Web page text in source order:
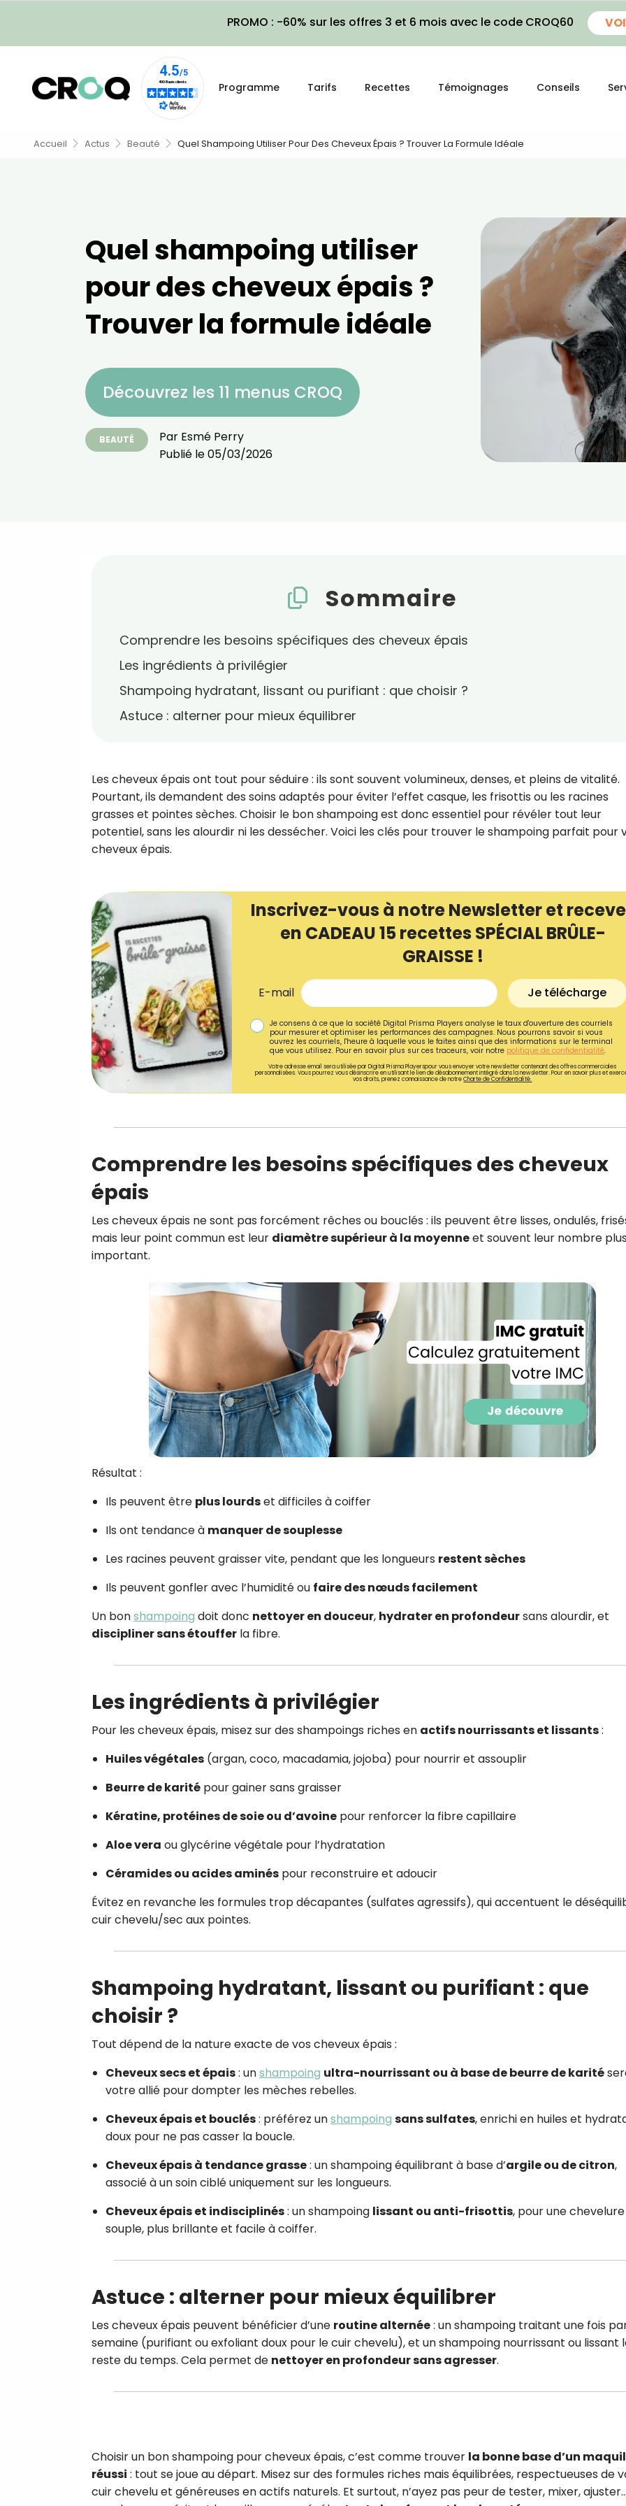
PROMO : -60% sur les offres 3 et 6 mois avec le code CROQ60
Programme Tarifs Recettes Témoignages Conseils
Accueil Actus Beauté Quel Shampoing Utiliser Pour Des Cheveux Épais ? Trouver La Formule Idéale
Quel shampoing utiliser
pour des cheveux épais ?
Trouver la formule idéale
Découvrez les 11 menus CROQ
BEAUTÉ Par Esmé Perry
Publié le05/03/2026
Sommaire
Comprendre les besoins spécifiques des cheveux épais
Les ingrédients à privilégier
Shampoing hydratant, lissant ou purifiant : que choisir ?
Astuce : alterner pour mieux équilibrer
Les cheveux épais ont tout pour séduire : ils sont souvent volumineux, denses, et pleins de vitalité.
Pourtant, ils demandent des soins adaptés pour éviter l’effet casque, les frisottis ou les racines
grasses et pointes sèches. Choisir le bon shampoing est donc essentiel pour révéler tout leur
potentiel, sans les alourdir ni les dessécher. Voici les clés pour trouver le shampoing parfait pour
cheveux épais.
Inscrivez-vous à notre Newsletter et
en CADEAU 15 recettes SPÉCIAL BRÛLE-
GRAISSE !
E-mail Je télécharge
Je consens à ce que la société Digital Prisma Players analyse le taux d'ouverture des courriels
pour mesurer et optimiser les performances des campagnes. Nous pourrons savoir si vous
ouvrez les courriels, l'heure à laquelle vous le faites ainsi que des informations sur le terminal
que vous utilisez. Pour en savoir plus sur ces traceurs, voir notre politique de confidentialité.
Votre adresse email sera utilisée par Digital Prisma Playerspour vous envoyer votre newsletter contenant des offres commerciales
personnalisées. Vous pourrez vous désinscrire en utilisant le lien de désabonnement intégré dans la newsletter. Pour en savoir plus et
vos droits, prenez connaissance de notreCharte de Confidentialité.
Comprendre les besoins spécifiques des cheveux
épais
Les cheveux épais ne sont pas forcément rêches ou bouclés : ils peuvent être lisses, ondulés,
mais leur point commun est leur diamètre supérieur à la moyenneet souvent leur nombre plus
important.
Résultat :
Ils peuvent être plus lourdset difficiles à coiffer
Ils ont tendance à manquer de souplesse
Les racines peuvent graisser vite, pendant que les longueurs restent sèches
Ils peuvent gonfler avec l’humidité ou faire des nœuds facilement
Un bonshampoing doit donc nettoyer en douceur, hydrater en profondeursans alourdir, et
discipliner sans étouffer la fibre.
Les ingrédients à privilégier
Pour les cheveux épais, misez sur des shampoings riches en actifs nourrissants et lissants:
Huiles végétales (argan, coco, macadamia, jojoba) pour nourrir et assouplir
Beurre de karité pour gainer sans graisser
Kératine, protéines de soie ou d’avoine pour renforcer la fibre capillaire
Aloe vera ou glycérine végétale pour l’hydratation
Céramides ou acides aminés pour reconstruire et adoucir
Évitez en revanche les formules trop décapantes (sulfates agressifs), qui accentuent le
cuir chevelu/sec aux pointes.
Shampoing hydratant, lissant ou purifiant : que
choisir ?
Tout dépend de la nature exacte de vos cheveux épais :
Cheveux secs et épais: unshampoing ultra-nourrissant ou à base de beurre de karité
votre allié pour dompter les mèches rebelles.
Cheveux épais et bouclés: préférez unshampoing sans sulfates, enrichi en huiles et
doux pour ne pas casser la boucle.
Cheveux épais à tendance grasse: un shampoing équilibrant à base d’argile ou de citron,
associé à un soin ciblé uniquement sur les longueurs.
Cheveux épais et indisciplinés: un shampoing lissant ou anti-frisottis, pour une
souple, plus brillante et facile à coiffer.
Astuce : alterner pour mieux équilibrer
Les cheveux épais peuvent bénéficier d’une routine alternée: un shampoing traitant une fois
semaine (purifiant ou exfoliant doux pour le cuir chevelu), et un shampoing nourrissant ou lissant
reste du temps. Cela permet de nettoyer en profondeur sans agresser.
Choisir un bon shampoing pour cheveux épais, c’est comme trouver la bonne base d’un
réussi : tout se joue au départ. Misez sur des formules riches mais équilibrées, respectueuses de
cuir chevelu et généreuses en actifs naturels. Et surtout, n’ayez pas peur de tester, mixer,
Recevez gratuitement
!
Ainsi que la newsletter
Je consens à ce que la société
Prisma Players analyse le taux
des courriels pour mesurer et
performances des campagnes.
pourrons savoir si vous ouvrez les
l'heure à laquelle vous le faites ainsi
des informations sur le terminal que
utilisez. Pour en savoir plus sur ces
politique de confidentialité
Je reçois mon cadeau !